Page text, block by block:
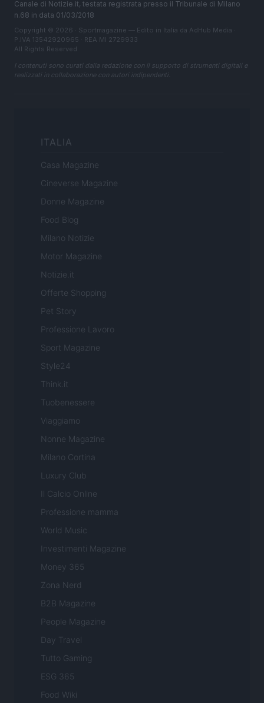
Canale di Notizie.it, testata registrata presso il Tribunale di Milano
n.68 in data 01/03/2018
Copyright © 2026 · Sportmagazine — Edito in Italia da AdHub Media
P.IVA 13542920965 · REA MI 2729933
All Rights Reserved
I contenuti sono curati dalla redazione con il supporto di strumenti digitali e
realizzati in collaborazione con autori indipendenti.
ITALIA
Casa Magazine
Cineverse Magazine
Donne Magazine
Food Blog
Milano Notizie
Motor Magazine
Notizie.it
Offerte Shopping
Pet Story
Professione Lavoro
Sport Magazine
Style24
Think.it
Tuobenessere
Viaggiamo
Nonne Magazine
Milano Cortina
Luxury Club
Il Calcio Online
Professione mamma
World Music
Investimenti Magazine
Money 365
Zona Nerd
B2B Magazine
People Magazine
Day Travel
Tutto Gaming
ESG 365
Food Wiki